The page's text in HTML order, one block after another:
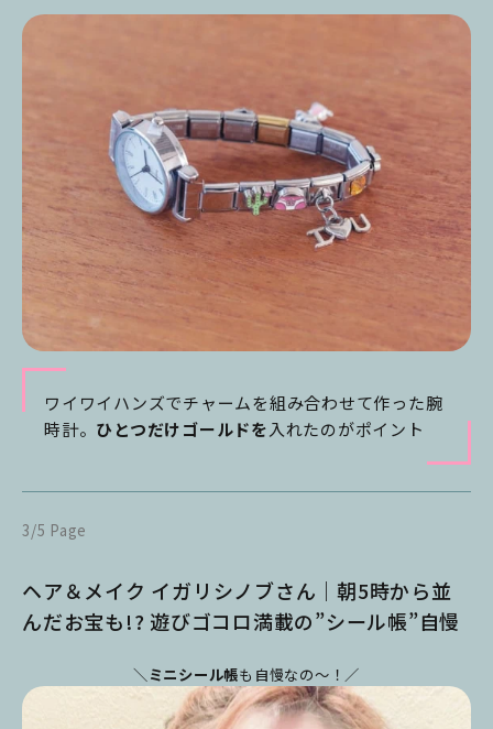
ワイワイハンズでチャームを組み合わせて作った腕
時計。 ひとつだけゴールドを入れたのがポイント
3/5 Page
ヘア＆メイク イガリシノブさん｜朝5時から並
んだお宝も!? 遊びゴコロ満載の”シール帳”自慢
＼ ミニシール帳も自慢なの～！／